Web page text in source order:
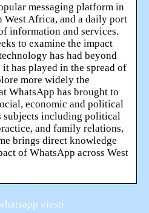
messaging platform in
West Africa, and a daily port
information and services.
to examine the impact
has had beyond
has played in the spread of
more widely the
WhatsApp has brought to
economic and political
subjects including political
and family relations,
brings direct knowledge
of WhatsApp across West
viesti